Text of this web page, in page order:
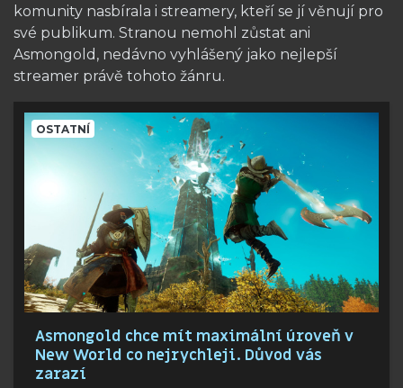
komunity nasbírala i streamery, kteří se jí věnují pro
své publikum. Stranou nemohl zůstat ani
Asmongold, nedávno vyhlášený jako nejlepší
streamer právě tohoto žánru.
OSTATNÍ
Asmongold chce mít maximální úroveň v
New World co nejrychleji. Důvod vás
zarazí